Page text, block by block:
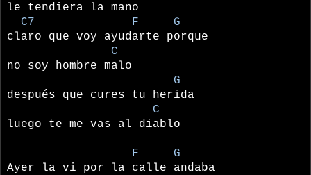
le tendiera la mano
C7 F G
claro que voy ayudarte porque
C
no soy hombre malo
G
después que cures tu herida
C
luego te me vas al diablo
F G
Ayer la vi por la calle andaba